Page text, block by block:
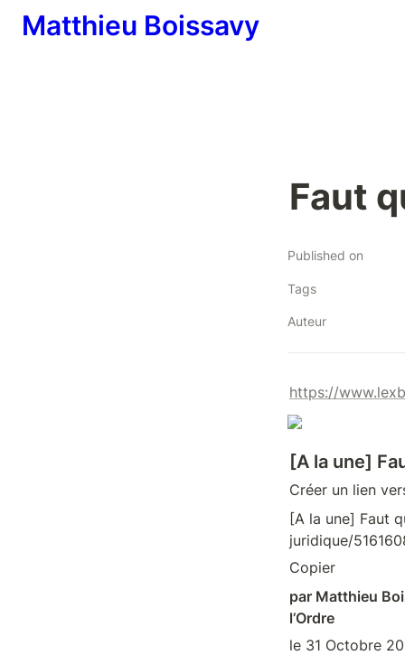
Matthieu Boissavy
Faut
Published on
Tags
Auteur
https://
[A la une]
Créer un lien
[A la une] Faut
juridique/
Copier
par Matthieu
l’Ordre
le 31 Octobre